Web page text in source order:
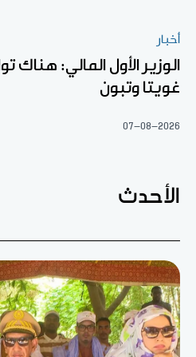
أخبار
الوزير الأول المالي: هناك
غويتا وتبون
07-08-2026
الأحدث